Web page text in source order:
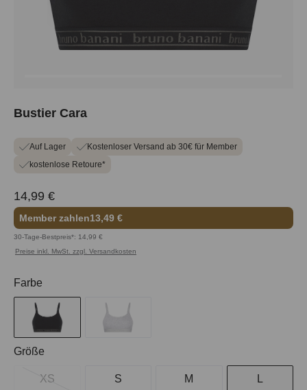
Bustier Cara
Auf Lager
Kostenloser Versand ab 30€ für Member
kostenlose Retoure*
14,99 €
Member zahlen13,49 €
30-Tage-Bestpreis*: 14,99 €
Preise inkl. MwSt. zzgl. Versandkosten
Farbe
Größe
XS S M L